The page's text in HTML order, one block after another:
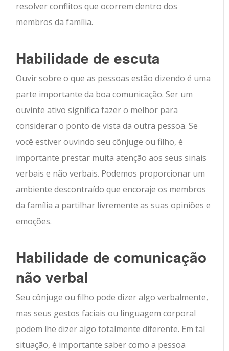
resolver conflitos que ocorrem dentro dos
membros da família.
Habilidade de escuta
Ouvir sobre o que as pessoas estão dizendo é uma
parte importante da boa comunicação. Ser um
ouvinte ativo significa fazer o melhor para
considerar o ponto de vista da outra pessoa. Se
você estiver ouvindo seu cônjuge ou filho, é
importante prestar muita atenção aos seus sinais
verbais e não verbais. Podemos proporcionar um
ambiente descontraído que encoraje os membros
da família a partilhar livremente as suas opiniões e
emoções.
Habilidade de comunicação
não verbal
Seu cônjuge ou filho pode dizer algo verbalmente,
mas seus gestos faciais ou linguagem corporal
podem lhe dizer algo totalmente diferente. Em tal
situação, é importante saber como a pessoa